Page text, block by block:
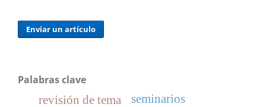
Enviar un artículo
Palabras clave
revisión de tema
seminarios